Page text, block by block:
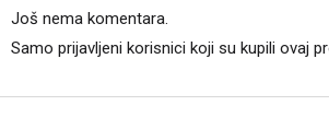
Još nema komentara.
Samo prijavljeni korisnici koji su kupili ovaj